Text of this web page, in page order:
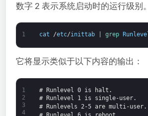
数字 2 表示系统启动时的运行级别
1 cat /etc/inittab grep
它将显示类似于以下内容的输出：
1
2
3
4
# Runlevel 0 is halt.
# Runlevel 1 is single-user.
# Runlevels 2-5 are multi-user.